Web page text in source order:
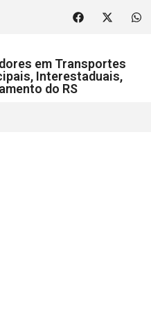
em Transportes
Interestaduais,
do RS